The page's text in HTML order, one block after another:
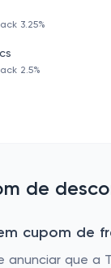
3.25%
2.5%
de
cupom de
anunciar que a